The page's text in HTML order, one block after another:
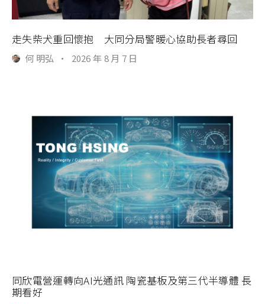
走失柴犬重回懷抱 大同分局警暖心協助長者尋回
何 明弘 · 2026 年 8 月 7 日
同欣電營運轉向AI光通訊 陶瓷基板及第三代半導體 長
期看好